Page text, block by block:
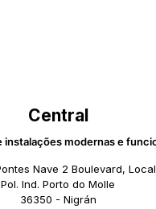
Central
instalações modernas e
Nave 2 Boulevard,
Pol. Ind. Porto do Molle
36350 - Nigrán